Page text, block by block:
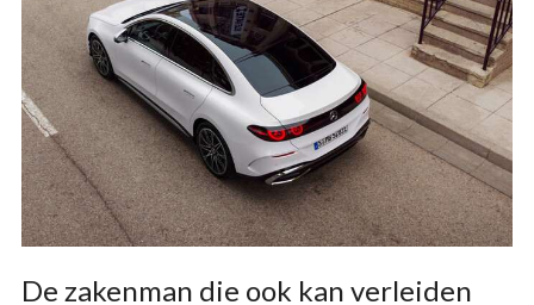
De zakenman die ook kan verleiden